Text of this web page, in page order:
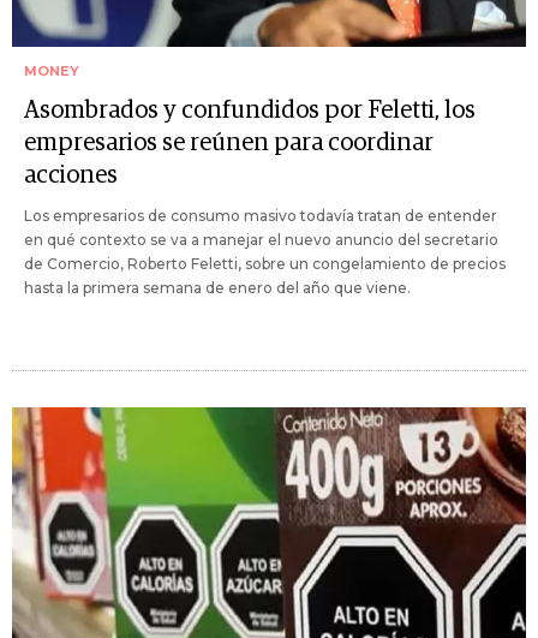
MONEY
Asombrados y confundidos por Feletti, los
empresarios se reúnen para coordinar
acciones
Los empresarios de consumo masivo todavía tratan de entender
en qué contexto se va a manejar el nuevo anuncio del secretario
de Comercio, Roberto Feletti, sobre un congelamiento de precios
hasta la primera semana de enero del año que viene.